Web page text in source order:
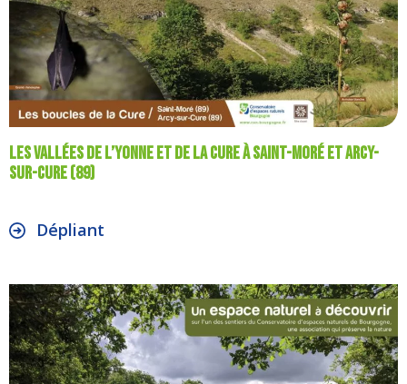
Les vallées de l’Yonne et de la Cure à Saint-Moré et Arcy-
sur-Cure (89)
Dépliant